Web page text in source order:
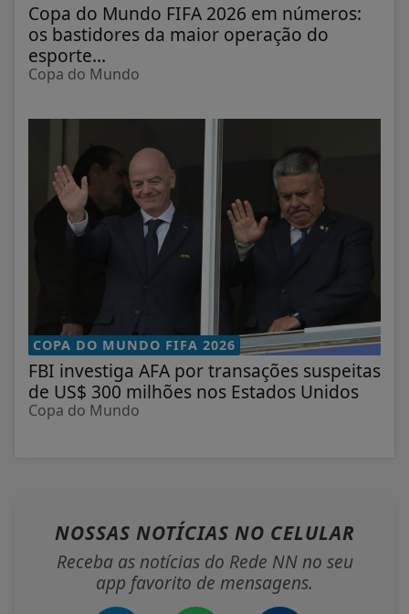
Copa do Mundo FIFA 2026 em números:
os bastidores da maior operação do
esporte...
Copa do Mundo
COPA DO MUNDO FIFA 2026
FBI investiga AFA por transações suspeitas
de US$ 300 milhões nos Estados Unidos
Copa do Mundo
NOSSAS NOTÍCIAS NO CELULAR
Receba as notícias do Rede NN no seu
app favorito de mensagens.